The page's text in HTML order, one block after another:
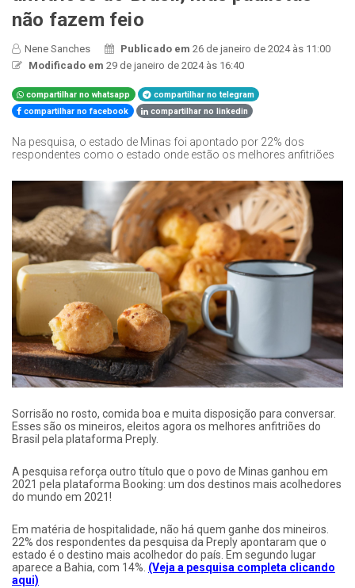
não fazem feio
Nene Sanches Publicado em26 de janeiro de 2024 às 11:00
Modificado em 29 de janeiro de 2024 às 16:40
compartilhar no whatsapp
compartilhar no telegram
compartilhar no facebook
compartilhar no linkedin
Na pesquisa, o estado de Minas foi apontado por 22% dos
respondentes como o estado onde estão os melhores anfitriões
Sorrisão no rosto, comida boa e muita disposição para conversar.
Esses são os mineiros, eleitos agora os melhores anfitriões do
Brasil pela plataforma Preply.
A pesquisa reforça outro título que o povo de Minas ganhou em
2021 pela plataforma Booking: um dos destinos mais acolhedores
do mundo em 2021!
Em matéria de hospitalidade, não há quem ganhe dos mineiros.
22% dos respondentes da pesquisa da Preply apontaram que o
estado é o destino mais acolhedor do país. Em segundo lugar
aparece a Bahia, com 14%. (Veja a pesquisa completa clicando
aqui)